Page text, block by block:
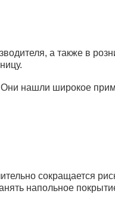
а также в
нашли широкое
сокращается
напольное